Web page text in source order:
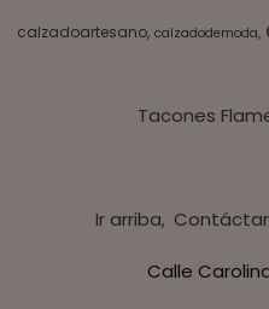
calzadoartesano calzadodemoda
Tacones
Ir arriba
Calle